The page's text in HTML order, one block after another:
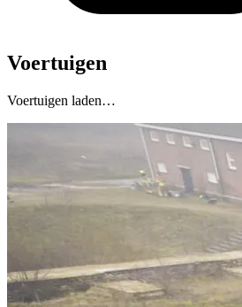
Voertuigen
Voertuigen laden…